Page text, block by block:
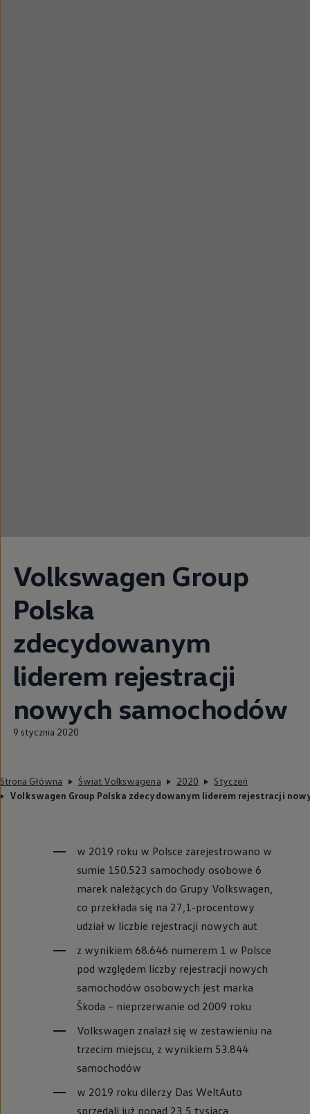
Volkswagen Group
Polska
zdecydowanym
liderem rejestracji
nowych samochodów
9 stycznia 2020
Strona Główna Świat Volkswagena 2020
Styczeń
Volkswagen Group Polska zdecydowanym liderem rejestracji
w 2019 roku w Polsce zarejestrowano w
sumie 150.523 samochody osobowe 6
marek należących do Grupy Volkswagen
co przekłada się na 27,1-procentowy
udział w liczbie rejestracji nowych aut
z wynikiem 68.646 numerem 1 w Polsce
pod względem liczby rejestracji nowych
samochodów osobowych jest marka
Škoda – nieprzerwanie od 2009 roku
Volkswagen znalazł się w zestawieniu na
trzecim miejscu, z wynikiem 53.844
samochodów
w 2019 roku dilerzy Das WeltAuto
sprzedali już ponad 23,5 tysiąca